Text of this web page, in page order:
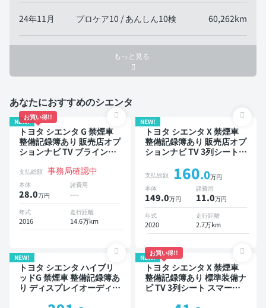
24年11月 プロケア10 / あんしん10検 60,262km
もっと見る
あなたにおすすめのシエンタ
NEW!
お買い得!!
トヨタ シエンタ G 禁煙車
整備記録簿あり 販売店オプ
ションナビ TV ブラインド
ト スマートキー バックモ
ニター ドライブレコーダー
衝突軽減 両側電動スライド
ドア 7人乗り
支払総額 事務局確認中
本体
28.0万円
諸費用
---
年式
2016
走行距離
14.6万km
NEW!
トヨタ シエンタ X 禁煙車
整備記録簿あり 販売店オプ
ションナビ TV 3列シート
クモニター ドライブレコー
ダー 衝突軽減 片側電動ス
ライドドア 7人乗り
支払総額 160.0万円
本体
149.0万円
諸費用
11.0万円
年式
2020
走行距離
2.7万km
NEW!
トヨタ シエンタ ハイブリ
ッドG 禁煙車 整備記録簿あ
り ディスプレイオーディオ
NEW!
お買い得!!
トヨタ シエンタ X 禁煙車
整備記録簿あり 標準装備ナ
ビ TV 3列シート スマート